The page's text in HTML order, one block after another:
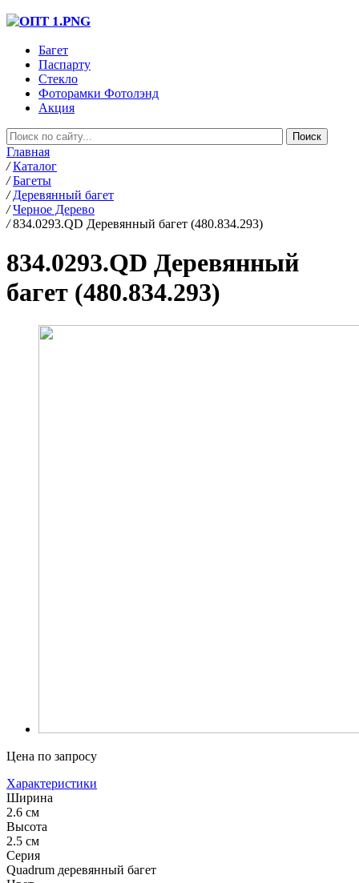
Багет
Паспарту
Стекло
Фоторамки Фотолэнд
Акция
Главная
/ Каталог
/ Багеты
/ Деревянный багет
/ Черное Дерево
/ 834.0293.QD Деревянный багет (480.834.293)
834.0293.QD Деревянный
багет (480.834.293)
Цена по запросу
Характеристики
Ширина
2.6 см
Высота
2.5 см
Серия
Quadrum деревянный багет